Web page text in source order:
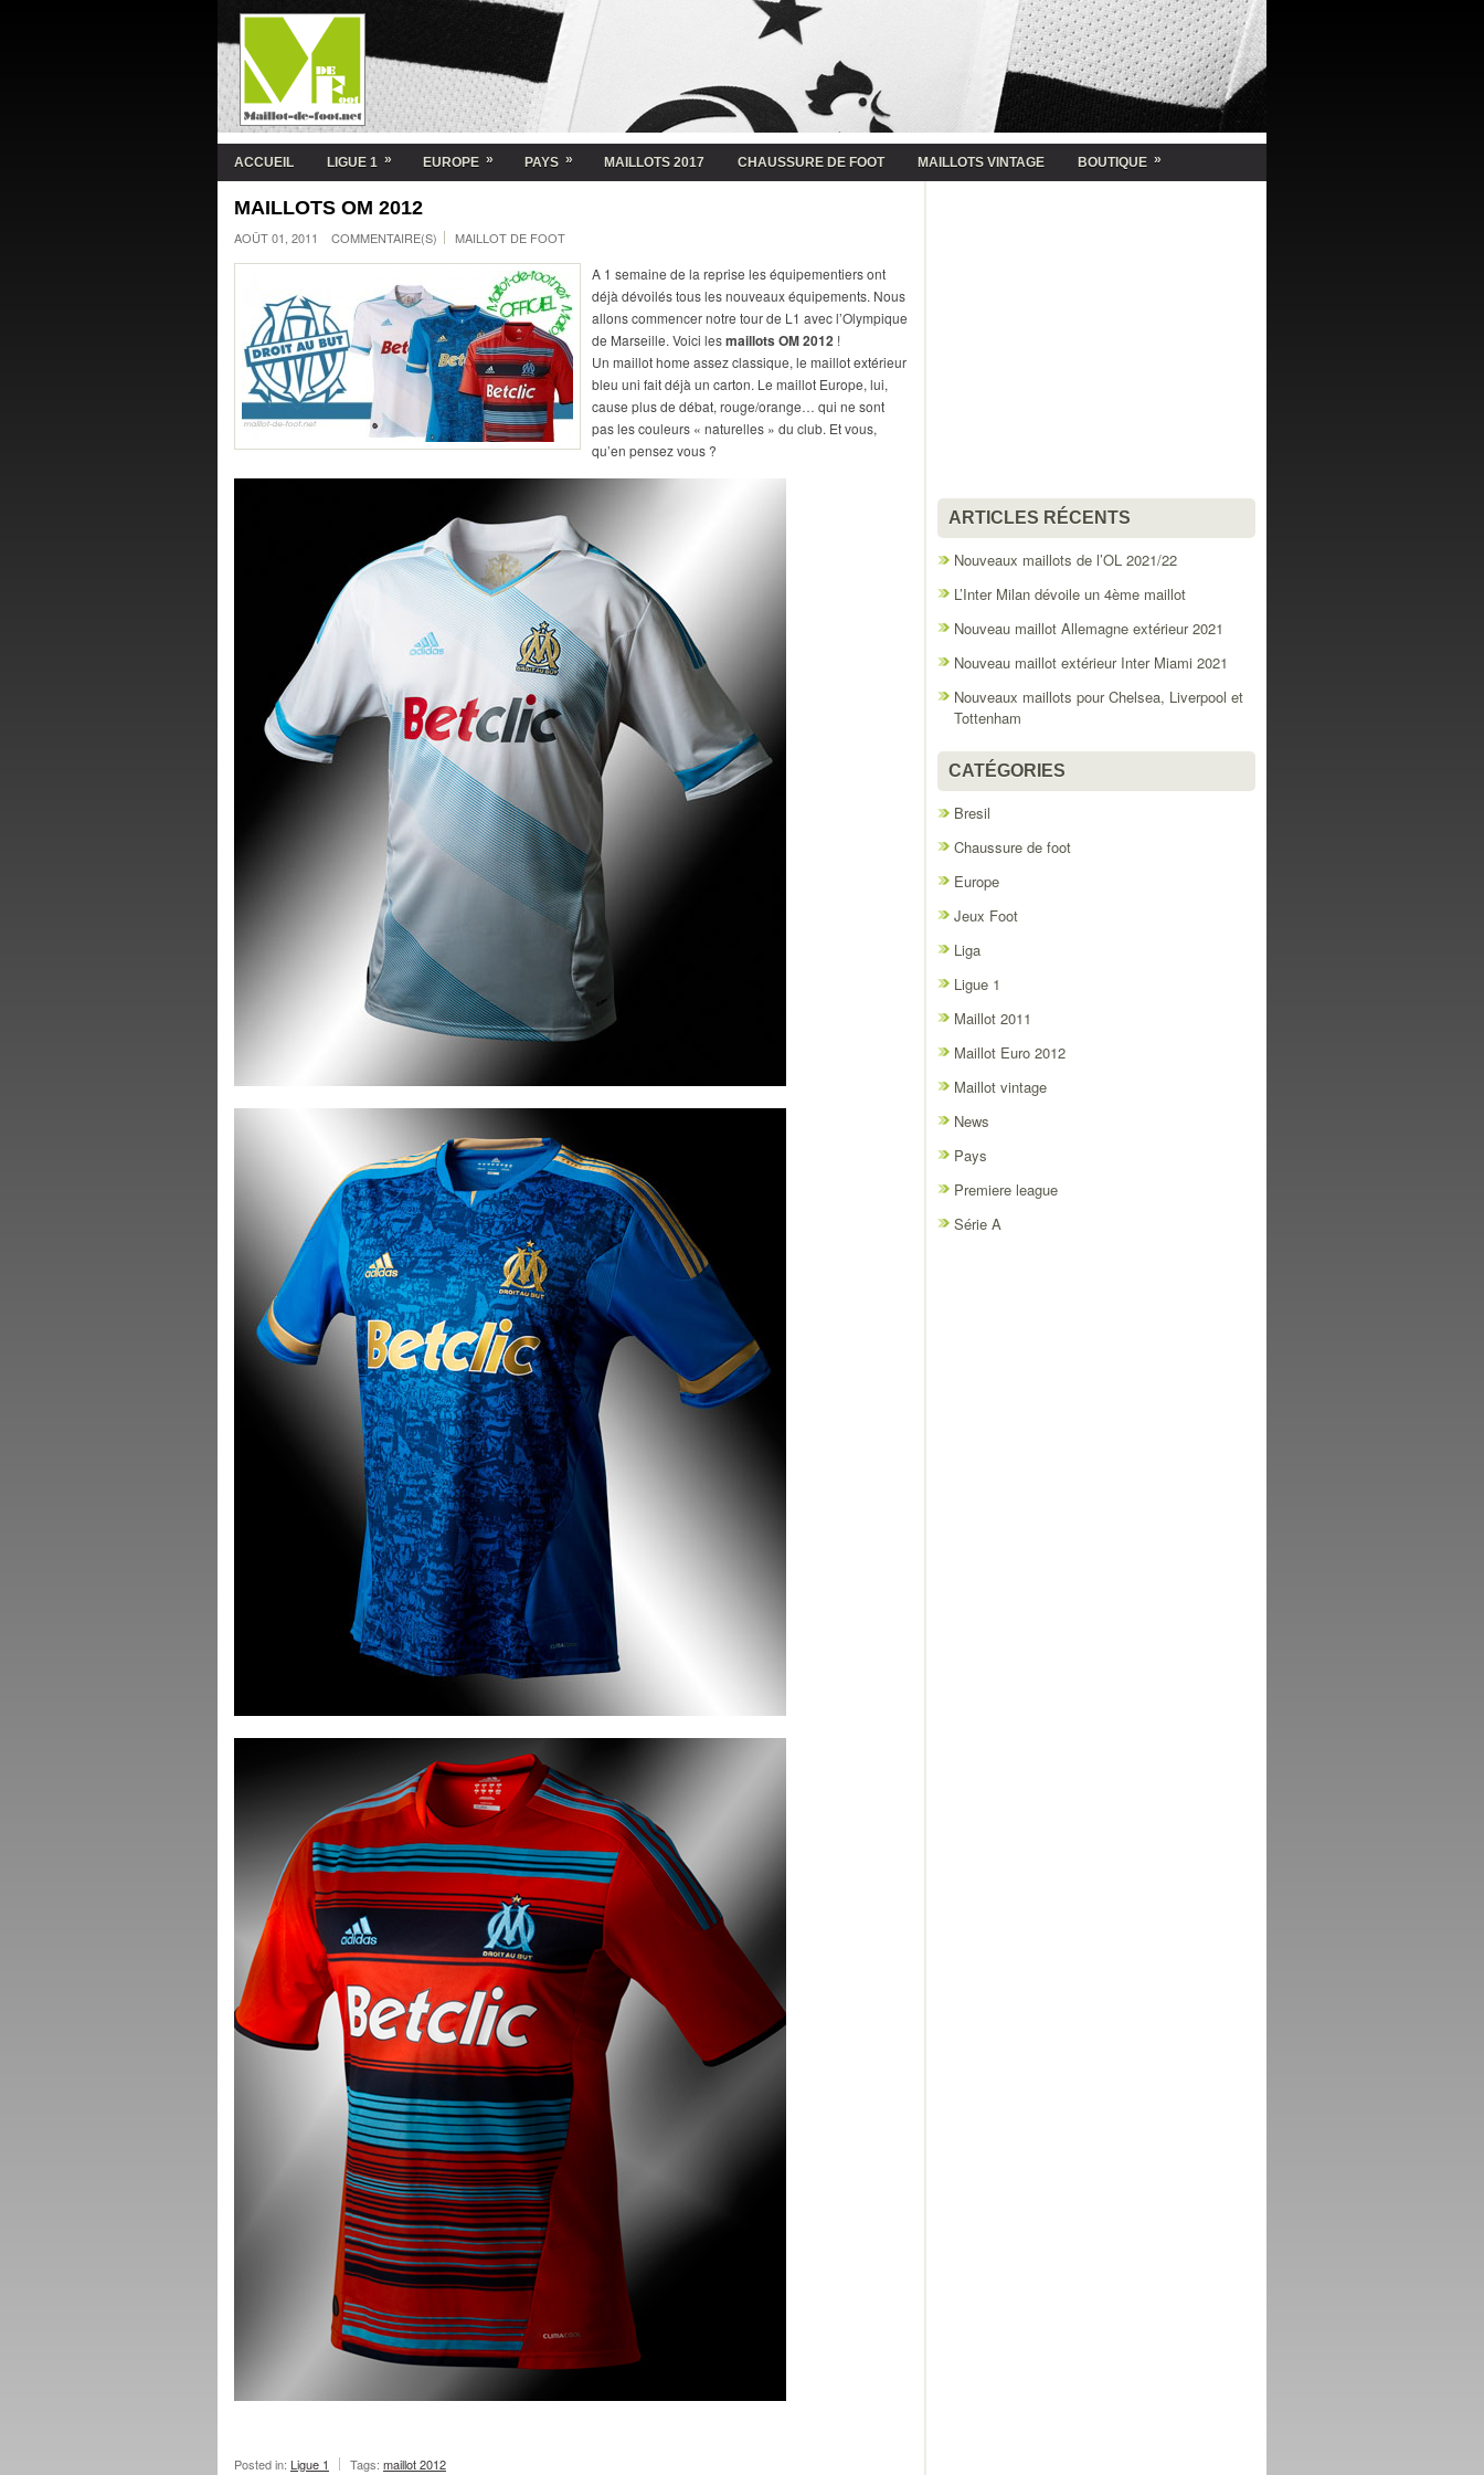
ACCUEIL LIGUE 1 » EUROPE » PAYS » MAILLOTS 2017 CHAUSSURE DE FOOT MAILLOTS VINTAGE BOUTIQUE »
MAILLOTS OM 2012
AOÛT 01, 2011 COMMENTAIRE(S) MAILLOT DE FOOT
A 1 semaine de la reprise les équipementiers ont
déjà dévoilés tous les nouveaux équipements. Nous
allons commencer notre tour de L1 avec l’Olympique
de Marseille. Voici lesmaillots OM 2012 !
Un maillot home assez classique, le maillot extérieur
bleu uni fait déjà un carton. Le maillot Europe, lui,
cause plus de débat, rouge/orange… qui ne sont
pas les couleurs « naturelles » du club. Et vous,
qu’en pensez vous ?
Posted in: Ligue 1 Tags: maillot 2012
ARTICLES RÉCENTS
Nouveaux maillots de l’OL 2021/22
L’Inter Milan dévoile un 4ème maillot
Nouveau maillot Allemagne extérieur 2021
Nouveau maillot extérieur Inter Miami 2021
Nouveaux maillots pour Chelsea, Liverpool et
Tottenham
CATÉGORIES
Bresil
Chaussure de foot
Europe
Jeux Foot
Liga
Ligue 1
Maillot 2011
Maillot Euro 2012
Maillot vintage
News
Pays
Premiere league
Série A